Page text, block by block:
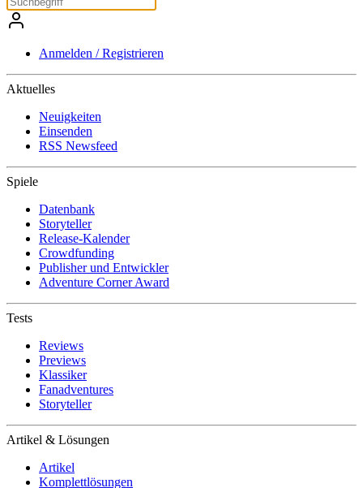
Anmelden / Registrieren
Aktuelles
Neuigkeiten
Einsenden
RSS Newsfeed
Spiele
Datenbank
Storyteller
Release-Kalender
Crowdfunding
Publisher und Entwickler
Adventure Corner Award
Tests
Reviews
Previews
Klassiker
Fanadventures
Storyteller
Artikel & Lösungen
Artikel
Komplettlösungen